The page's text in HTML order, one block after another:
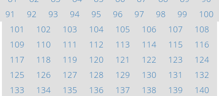
91
92 93 94 95 96 97 98 99
100
101
102 103 104 105 106 107
108
109
110 111 112 113 114 115
116
117
118 119 120 121 122 123
124
125
126 127 128 129 130 131
132
133
134 135 136 137 138 139
140